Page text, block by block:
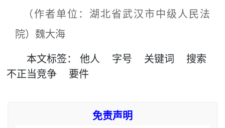
（作者单位：湖北省武汉市中级人民法
院）魏大海
本文标签： 他人 字号 关键词
搜索
不正当竞争
要件
免责声明